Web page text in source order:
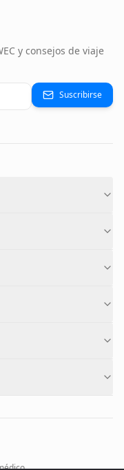
y consejos de viaje
Suscribirse